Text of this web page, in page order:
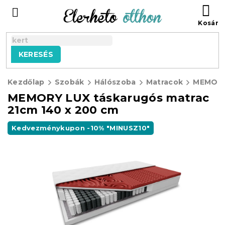
tartalomhoz
KERESÉS
Kezdőlap Szobák Hálószoba Matracok
MEMORY LUX táskarugós matrac
21cm 140 x 200 cm
Kedvezménykupon -10% "MINUSZ10"